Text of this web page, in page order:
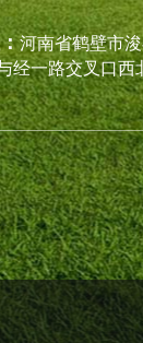
河南省鹤壁市
经一路交叉口西